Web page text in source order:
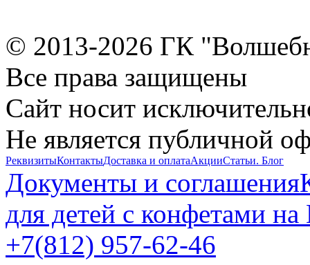
© 2013-2026 ГК
Все права защищены
Сайт носит
Не является публичной
РеквизитыКонтактыДоставка и оплатаАкцииСтатьи. Блог
Документы и соглашения
для детей с конфетами
+7(812) 957-62-46